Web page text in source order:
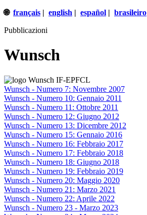
🌐 français | english | español | brasileiro
Pubblicazioni
Wunsch
Wunsch - Numero 7: Novembre 2007
Wunsch - Numero 10: Gennaio 2011
Wunsch - Numero 11: Ottobre 2011
Wunsch - Numero 12: Giugno 2012
Wunsch - Numero 13: Dicembre 2012
Wunsch - Numero 15: Gennaio 2016
Wunsch - Numero 16: Febbraio 2017
Wunsch - Numero 17: Febbraio 2018
Wunsch - Numero 18: Giugno 2018
Wunsch - Numero 19: Febbraio 2019
Wunsch - Numero 20: Maggio 2020
Wunsch - Numero 21: Marzo 2021
Wunsch - Numero 22: Aprile 2022
Wunsch - Numero 23 - Marzo 2023